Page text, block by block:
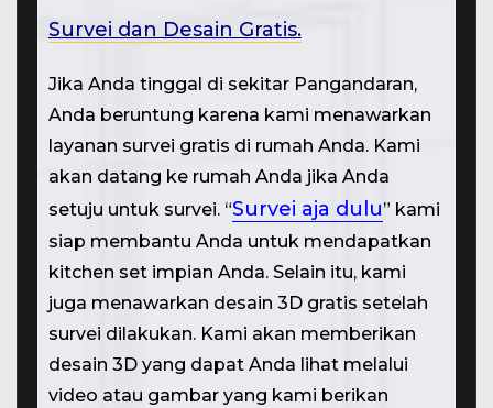
Survei dan Desain Gratis.
Jika Anda tinggal di sekitar Pangandaran,
Anda beruntung karena kami menawarkan
layanan survei gratis di rumah Anda. Kami
akan datang ke rumah Anda jika Anda
setuju untuk survei. “Survei aja dulu” kami
siap membantu Anda untuk mendapatkan
kitchen set impian Anda. Selain itu, kami
juga menawarkan desain 3D gratis setelah
survei dilakukan. Kami akan memberikan
desain 3D yang dapat Anda lihat melalui
video atau gambar yang kami berikan